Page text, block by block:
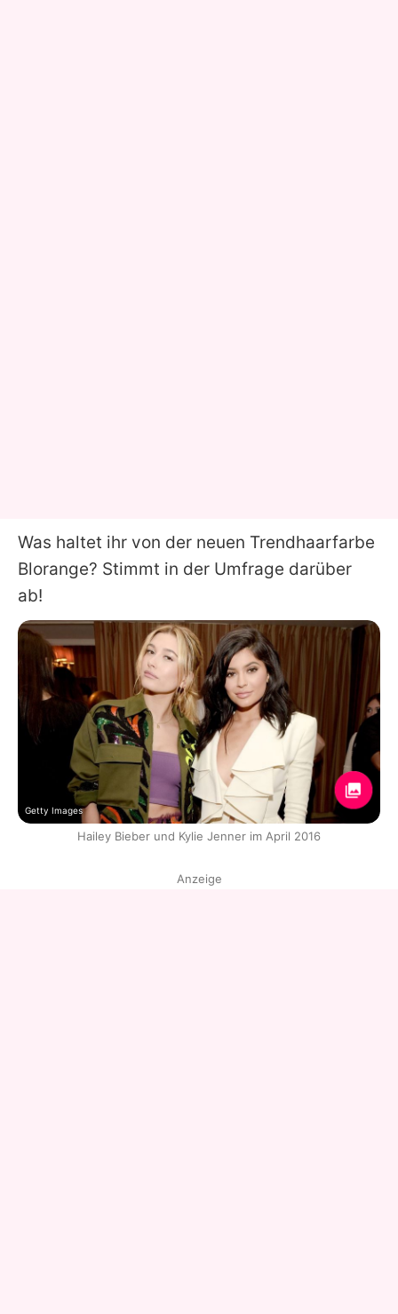
Was haltet ihr von der neuen Trendhaarfarbe
Blorange? Stimmt in der Umfrage darüber
ab!
Getty Images
Hailey Bieber und Kylie Jenner im April 2016
Anzeige